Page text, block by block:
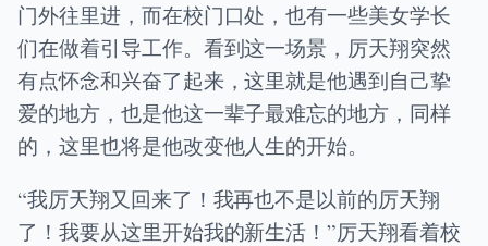
门外往里进，而在校门口处，也有一些美女学长
们在做着引导工作。看到这一场景，厉天翔突然
有点怀念和兴奋了起来，这里就是他遇到自己挚
爱的地方，也是他这一辈子最难忘的地方，同样
的，这里也将是他改变他人生的开始。
“我厉天翔又回来了！我再也不是以前的厉天翔
了！我要从这里开始我的新生活！”厉天翔看着校